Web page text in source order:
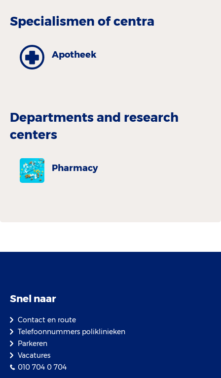
Specialismen of centra
Apotheek
Departments and research
centers
Pharmacy
Snel naar
Contact en route
Telefoonnummers poliklinieken
Parkeren
Vacatures
010 704 0 704